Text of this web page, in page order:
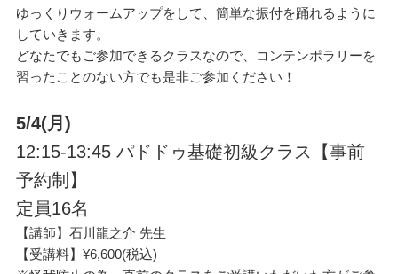
ゆっくりウォームアップをして、簡単な振付を踊れるように
していきます。
どなたでもご参加できるクラスなので、コンテンポラリーを
習ったことのない方でも是非ご参加ください！
5/4(月)
12:15-13:45 パドドゥ基礎初級クラス【事前
予約制】
定員16名
【講師】石川龍之介 先生
【受講料】¥6,600(税込)